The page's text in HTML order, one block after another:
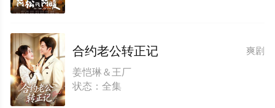
爽剧
合约老公转正记
姜恺琳＆王厂
状态：全集